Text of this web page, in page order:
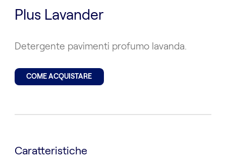
Plus Lavander
Detergente pavimenti profumo lavanda.
COME ACQUISTARE
Caratteristiche